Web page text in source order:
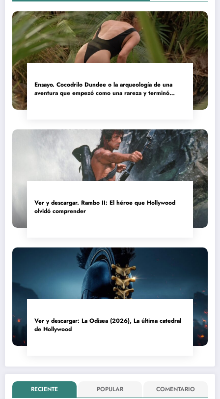
Ensayo. Cocodrilo Dundee o la arqueología de una
aventura que empezó como una rareza y terminó
Ver y descargar. Rambo II: El héroe que Hollywood
olvidó comprender
Ver y descargar: La Odisea (2026), La última catedral
de Hollywood
RECIENTE POPULAR COMENTARIO